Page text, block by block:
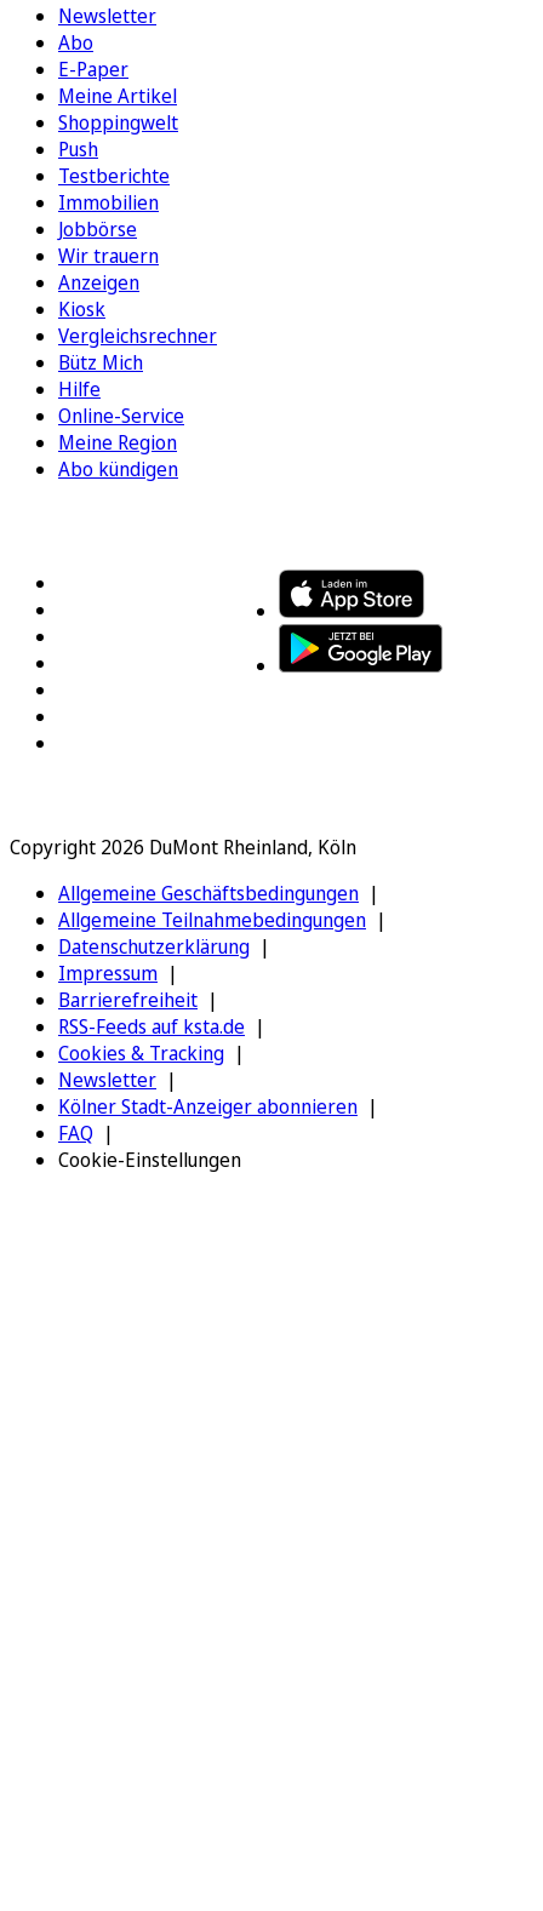
Newsletter
Abo
E-Paper
Meine Artikel
Shoppingwelt
Push
Testberichte
Immobilien
Jobbörse
Wir trauern
Anzeigen
Kiosk
Vergleichsrechner
Bütz Mich
Hilfe
Online-Service
Meine Region
Abo kündigen
Copyright 2026 DuMont Rheinland, Köln
Allgemeine Geschäftsbedingungen
Allgemeine Teilnahmebedingungen
Datenschutzerklärung
Impressum
Barrierefreiheit
RSS-Feeds auf ksta.de
Cookies & Tracking
Newsletter
Kölner Stadt-Anzeiger abonnieren
FAQ
Cookie-Einstellungen